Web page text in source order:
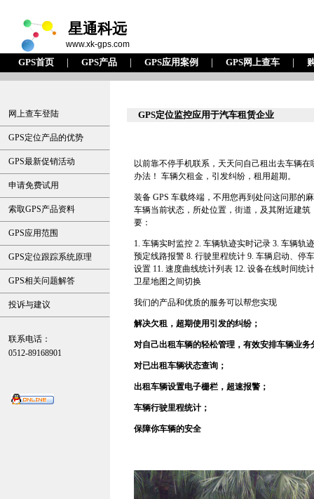
星通科远
www.xk-gps.com
GPS首页 ｜ GPS产品 ｜ GPS应用案例 ｜ GPS网上查车 ｜
网上查车登陆 GPS定位监控应用于汽车租赁企业
以前靠不停手机联系，天天问自己租出去车辆
办法！ 车辆欠租金，引发纠纷，租用超期。
装备 GPS 车载终端，不用您再到处问这问那的
车辆当前状态，所处位置，街道，及其附近建
要：
1. 车辆实时监控 2. 车辆轨迹实时记录 3. 车辆轨
预定线路报警 8. 行驶里程统计 9. 车辆启动、停
设置 11. 速度曲线统计列表 12. 设备在线时间统
卫星地图之间切换
我们的产品和优质的服务可以帮您实现
解决欠租，超期使用引发的纠纷；
对自己出租车辆的轻松管理，有效安排车辆业务
对已出租车辆状态查询；
出租车辆设置电子栅栏，超速报警；
车辆行驶里程统计；
保障你车辆的安全
GPS定位产品的优势
GPS最新促销活动
申请免费试用
索取GPS产品资料
GPS应用范围
GPS定位跟踪系统原理
GPS相关问题解答
投诉与建议
联系电话 ：
0512-89168901